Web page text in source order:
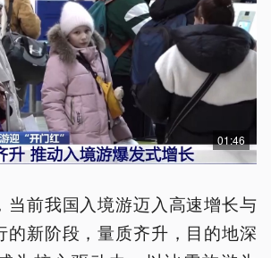
01:46
当前我国入境游迈入高速增长与
的新阶段，量质齐升，目的地深